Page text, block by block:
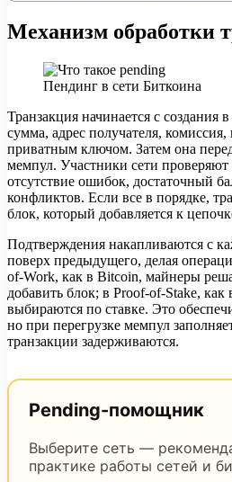
Механизм обработки
Пендинг в сети Биткоина
Транзакция начинается с создания
сумма, адрес получателя,
приватным ключом. Затем она
мемпул. Участники сети
отсутствие ошибок, достаточный
конфликтов. Если все в порядке,
блок, который добавляется к
Подтверждения накапливаются с
поверх предыдущего, делая
of-Work, как в Bitcoin, майнеры
добавить блок; в Proof-of-Stake, как
выбираются по ставке. Это
но при перегрузке мемпул
транзакции задерживаются.
Pending-помощник
Выберите сеть —
практике работы сетей и